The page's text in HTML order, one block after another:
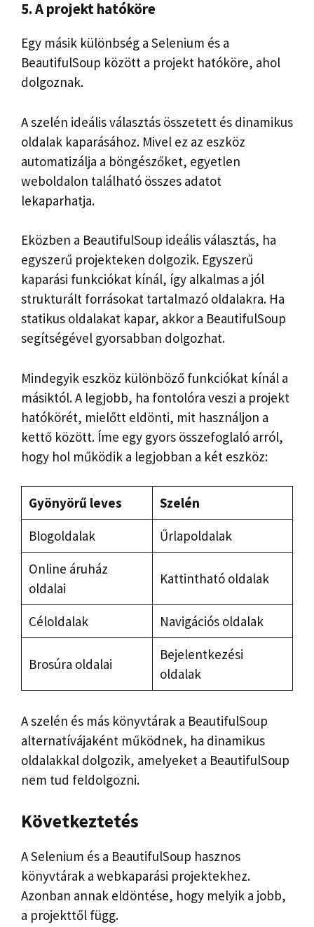
5. A projekt hatóköre
Egy másik különbség a Selenium és a
BeautifulSoup között a projekt hatóköre, ahol
dolgoznak.
A szelén ideális választás összetett és dinamikus
oldalak kaparásához. Mivel ez az eszköz
automatizálja a böngészőket, egyetlen
weboldalon található összes adatot
lekaparhatja.
Eközben a BeautifulSoup ideális választás, ha
egyszerű projekteken dolgozik. Egyszerű
kaparási funkciókat kínál, így alkalmas a jól
strukturált forrásokat tartalmazó oldalakra. Ha
statikus oldalakat kapar, akkor a BeautifulSoup
segítségével gyorsabban dolgozhat.
Mindegyik eszköz különböző funkciókat kínál a
másiktól. A legjobb, ha fontolóra veszi a projekt
hatókörét, mielőtt eldönti, mit használjon a
kettő között. Íme egy gyors összefoglaló arról,
hogy hol működik a legjobban a két eszköz:
Gyönyörű leves
Szelén
Blogoldalak
Űrlapoldalak
Online áruház
oldalai
Kattintható oldalak
Céloldalak Navigációs oldalak
Brosúra oldalai
Bejelentkezési
oldalak
A szelén és más könyvtárak a BeautifulSoup
alternatívájaként működnek, ha dinamikus
oldalakkal dolgozik, amelyeket a BeautifulSoup
nem tud feldolgozni.
Következtetés
A Selenium és a BeautifulSoup hasznos
könyvtárak a webkaparási projektekhez.
Azonban annak eldöntése, hogy melyik a jobb,
a projekttől függ.